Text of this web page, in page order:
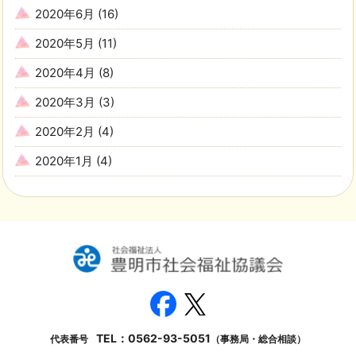
2020年6月 (16)
2020年5月 (11)
2020年4月 (8)
2020年3月 (3)
2020年2月 (4)
2020年1月 (4)
代表番号 TEL： 0562-93-5051 （事務局・総合相談）